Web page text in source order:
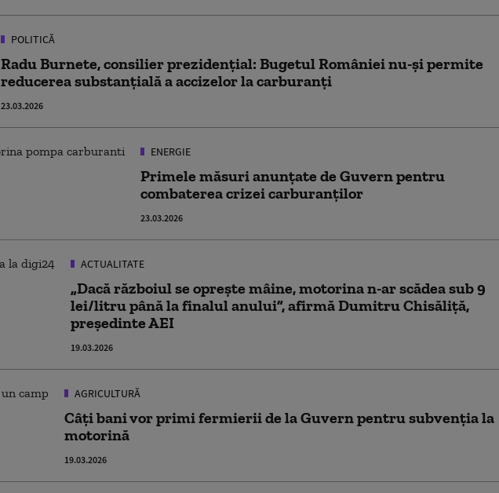
POLITICĂ
Radu Burnete, consilier prezidențial: Bugetul României nu-și permite
reducerea substanțială a accizelor la carburanți
23.03.2026
ENERGIE
Primele măsuri anunțate de Guvern pentru
combaterea crizei carburanților
23.03.2026
ACTUALITATE
„Dacă războiul se oprește mâine, motorina n-ar scădea sub 9
lei/litru până la finalul anului”, afirmă Dumitru Chisăliță,
președinte AEI
19.03.2026
AGRICULTURĂ
Câți bani vor primi fermierii de la Guvern pentru subvenția la
motorină
19.03.2026